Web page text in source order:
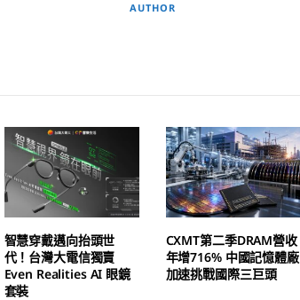
AUTHOR
智慧穿戴邁向抬頭世
代！台灣大電信獨賣
Even Realities AI 眼鏡
套裝
CXMT第二季DRAM營收
年增716% 中國記憶體廠
加速挑戰國際三巨頭